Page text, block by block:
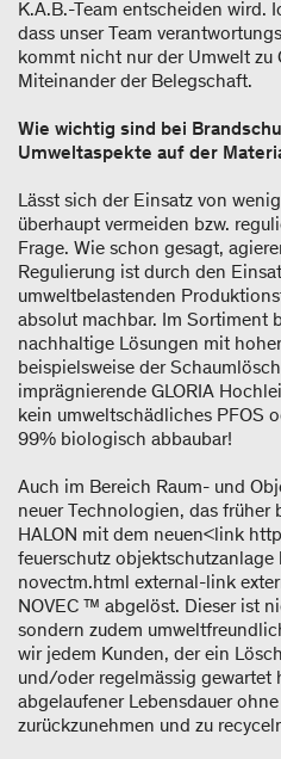
K.A.B.-Team entscheiden wird.
dass unser Team
kommt nicht nur der Umwelt zu
Miteinander der Belegschaft.
Wie wichtig sind bei
Umweltaspekte auf der
Lässt sich der Einsatz von
überhaupt vermeiden bzw.
Frage. Wie schon gesagt,
Regulierung ist durch den
umweltbelastenden
absolut machbar. Im Sortiment
nachhaltige Lösungen mit
beispielsweise der
imprägnierende GLORIA
kein umweltschädliches PFOS
99% biologisch abbaubar!
Auch im Bereich Raum- und
neuer Technologien, das früher
HALON mit dem neuen<link
feuerschutz
novectm.html external-link
NOVEC ™ abgelöst. Dieser ist
sondern zudem
wir jedem Kunden, der ein
und/oder regelmässig gewartet
abgelaufener Lebensdauer
zurückzunehmen und zu